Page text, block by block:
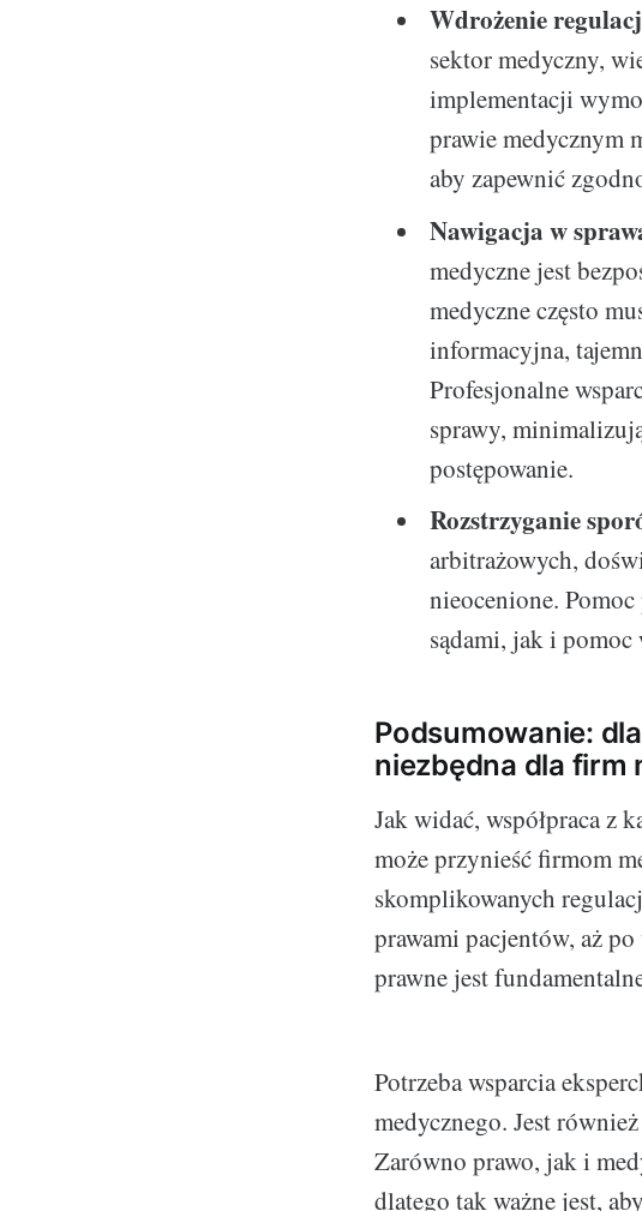
Wdrożenie
sektor medyczny,
implementacji
prawie medycznym
aby zapewnić
Nawigacja w
medyczne jest
medyczne często
informacyjna,
Profesjonalne
sprawy,
postępowanie.
Rozstrzyganie
arbitrażowych,
nieocenione.
sądami, jak i pomoc
Podsumowanie:
niezbędna dla firm
Jak widać, współpraca z
może przynieść firmom
skomplikowanych
prawami pacjentów, aż
prawne jest
Potrzeba wsparcia
medycznego. Jest
Zarówno prawo, jak i
dlatego tak ważne jest,